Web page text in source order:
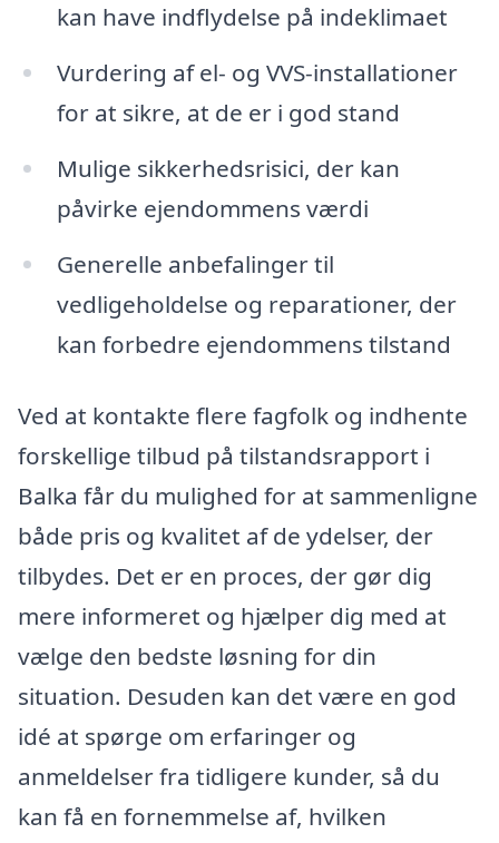
kan have indflydelse på indeklimaet
Vurdering af el- og VVS-installationer
for at sikre, at de er i god stand
Mulige sikkerhedsrisici, der kan
påvirke ejendommens værdi
Generelle anbefalinger til
vedligeholdelse og reparationer, der
kan forbedre ejendommens tilstand
Ved at kontakte flere fagfolk og indhente
forskellige tilbud på tilstandsrapport i
Balka får du mulighed for at sammenligne
både pris og kvalitet af de ydelser, der
tilbydes. Det er en proces, der gør dig
mere informeret og hjælper dig med at
vælge den bedste løsning for din
situation. Desuden kan det være en god
idé at spørge om erfaringer og
anmeldelser fra tidligere kunder, så du
kan få en fornemmelse af, hvilken